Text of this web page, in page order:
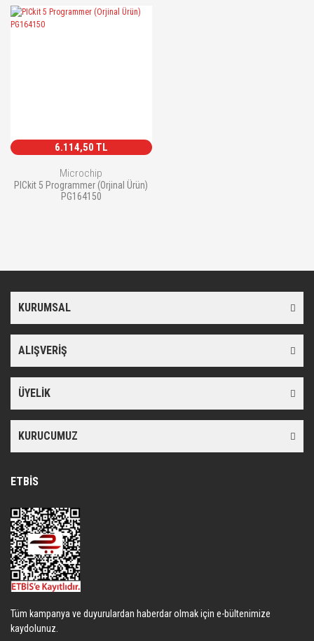
6.114,50 TL
Microchip
PICkit 5 Programmer (Orjinal Ürün)
PG164150
KURUMSAL
ALIŞVERİŞ
ÜYELİK
KURUCUMUZ
ETBİS
Tüm kampanya ve duyurulardan haberdar olmak için e-bültenimize
kaydolunuz.